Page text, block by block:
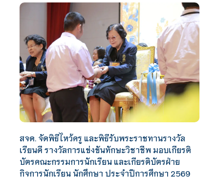
สจด. จัดพิธีไหว้ครู และพิธีรับพระราชทานรางวัล
เรียนดี รางวัลการแข่งขันทักษะวิชาชีพ มอบเกียรติ
บัตรคณะกรรมการนักเรียน และเกียรติบัตรฝ่าย
กิจการนักเรียน นักศึกษา ประจำปีการศึกษา 2569